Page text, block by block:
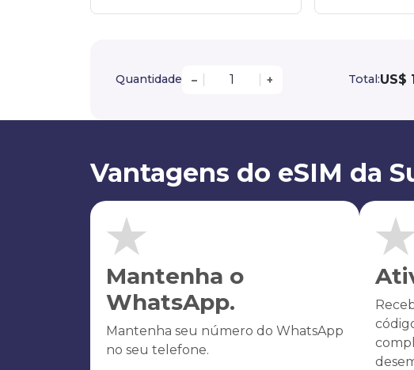
Quantidade – + Total:US$
Vantagens do eSIM da
Mantenha o
WhatsApp.
Mantenha seu número do WhatsApp
no seu telefone.